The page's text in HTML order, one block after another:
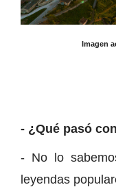
Imagen
- ¿Qué pasó
- No lo
leyendas